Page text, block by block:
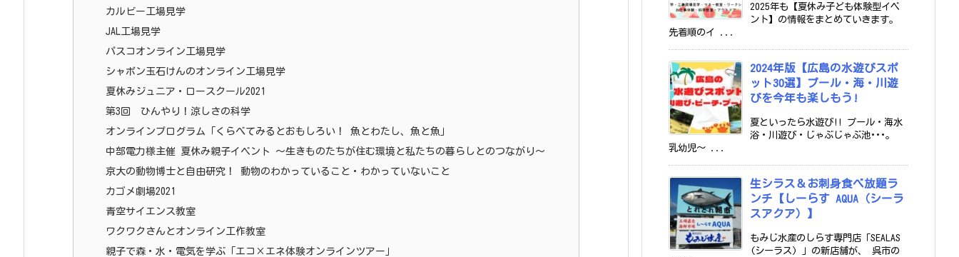
カルビー工場見学
JAL工場見学
パスコオンライン工場見学
シャボン玉石けんのオンライン工場見学
夏休みジュニア・ロースクール2021
第3回 ひんやり！涼しさの科学
オンラインプログラム「くらべてみるとおもしろい！ 魚とわたし、魚と魚」
中部電力様主催 夏休み親子イベント ～生きものたちが住む環境と私たちの暮らしとのつながり～
京大の動物博士と自由研究！ 動物のわかっていること・わかっていないこと
カゴメ劇場2021
青空サイエンス教室
ワクワクさんとオンライン工作教室
親子で森・水・電気を学ぶ「エコ×エネ体験オンラインツアー」
2025年も【夏休み子ども体験型イベ
ント】の情報をまとめていきます。
先着順のイ ...
2024年版【広島の水遊びスポ
ット30選】プール・海・川遊
びを今年も楽しもう!
夏といったら水遊び!! プール・海水
浴・川遊び・じゃぶじゃぶ池･･･。
乳幼児～ ...
生シラス＆お刺身食べ放題ラ
ンチ【しーらす AQUA（シーラ
スアクア）】
もみじ水産のしらす専門店「SEALAS
(シーラス) 」の新店舗が、 呉市の